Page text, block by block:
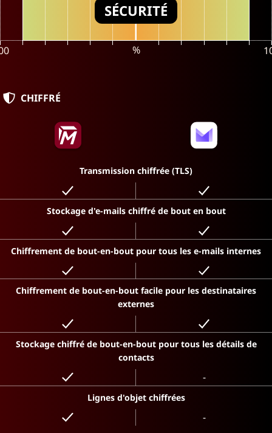
SÉCURITÉ
%
CHIFFRÉ
Transmission chiffrée (TLS)
Stockage d'e-mails chiffré de bout en bout
Chiffrement de bout-en-bout pour tous les e-mails internes
Chiffrement de bout-en-bout facile pour les destinataires
externes
Stockage chiffré de bout-en-bout pour tous les détails de
contacts
-
Lignes d'objet chiffrées
-